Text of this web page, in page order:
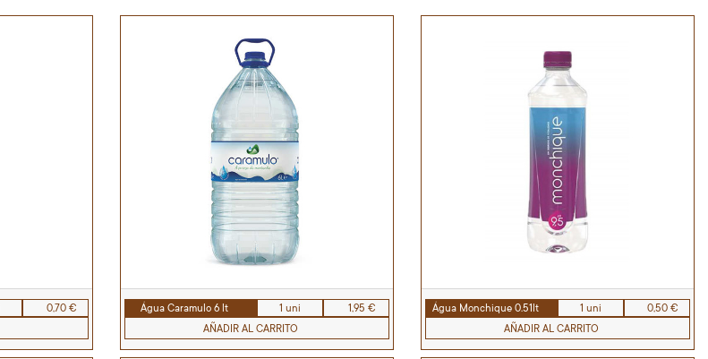
0,70 €
Água Caramulo 6 lt 1 uni
1,95 €
AÑADIR AL CARRITO
Água Monchique 0.51lt 1 uni
0,50 €
AÑADIR AL CARRITO